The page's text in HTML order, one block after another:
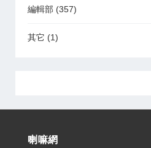
編輯部 (357)
其它 (1)
喇嘛網